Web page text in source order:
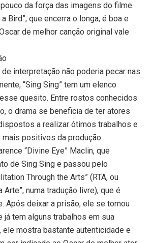
da força das imagens do filme.
Bird”, que encerra o longa, é boa e
de melhor canção original vale
interpretação não poderia pecar nas
“Sing Sing” tem um elenco
quesito. Entre rostos conhecidos
o drama se beneficia de ter atores
a realizar ótimos trabalhos e
positivos da produção.
“Divine Eye” Maclin, que
de Sing Sing e passou pelo
Through the Arts” (RTA, ou
Arte”, numa tradução livre), que é
Após deixar a prisão, ele se tornou
já tem alguns trabalhos em sua
ele mostra bastante autenticidade e